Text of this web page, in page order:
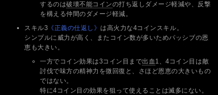
するのは破壊不能コインの打ち返しダメージ軽減や、反撃
を構える仲間のダメージ軽減。
スキル3 《正義の仕返し》 は高火力な4コインスキル。
シンプルに威力が高く、またコイン数が多いためパッシブの恩
恵も大きい。
一方でコイン効果は3コイン目まで出血 1、4コイン目は敵
討伐で味方の精神力を微回復と、さほど恩恵の大きいもの
ではない。
特に4コイン目の効果を狙って使えることは滅多にない。